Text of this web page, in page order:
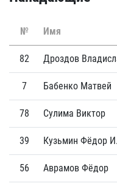
№ Имя
82 Дроздов
7 Бабенко Матвей
78 Сулима Виктор
39 Кузьмин Фёдор И.
56 Аврамов Фёдор